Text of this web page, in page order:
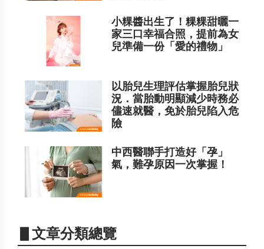
小粿醬出生了！粿粿甜曬一
家三口幸福合照，提前為女
兒準備一份「愛的禮物」
以胎兒生理評估掌握胎兒狀
況．當胎動明顯減少時務必
儘速就醫，免於胎兒陷入危
險
中西醫聯手打造好「孕」
氣，難孕原因一次掌握！
▋文章分類總覽